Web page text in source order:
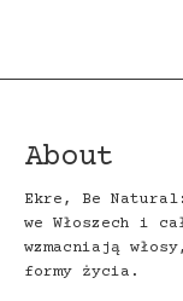
About
Ekre, Be Natural:
we Włoszech i
wzmacniają
formy życia.